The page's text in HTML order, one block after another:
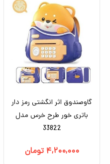
گاوصندوق اثر انگشتی رمز دار
باتری خور طرح خرس مدل
33822
۴,۲۰۰,۰۰۰ تومان